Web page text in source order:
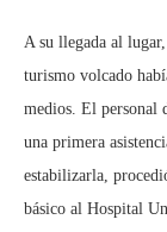
A su llegada al
turismo volcado
medios. El personal
una primera
estabilizarla,
básico al Hospital